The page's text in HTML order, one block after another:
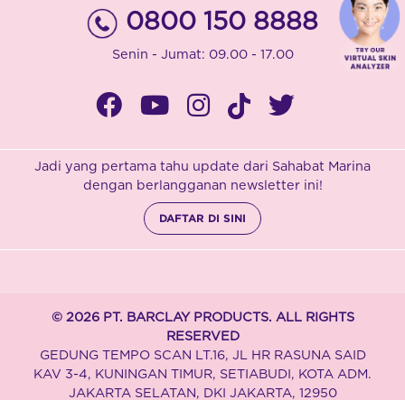
0800 150 8888
Senin - Jumat: 09.00 - 17.00
Jadi yang pertama tahu update dari Sahabat Marina
dengan berlangganan newsletter ini!
DAFTAR DI SINI
© 2026 PT. BARCLAY PRODUCTS. ALL RIGHTS
RESERVED
GEDUNG TEMPO SCAN LT.16, JL HR RASUNA SAID
KAV 3-4, KUNINGAN TIMUR, SETIABUDI, KOTA ADM.
JAKARTA SELATAN, DKI JAKARTA, 12950